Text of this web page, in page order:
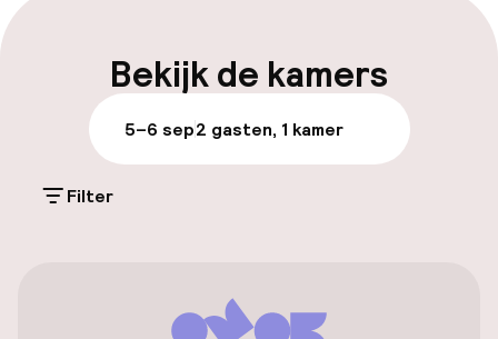
Parkeren & mobiliteit
Openbaar parkeren
Luchthavenshuttle
Bekijk de kamers
5–6 sep2 gasten, 1 kamer
Filter